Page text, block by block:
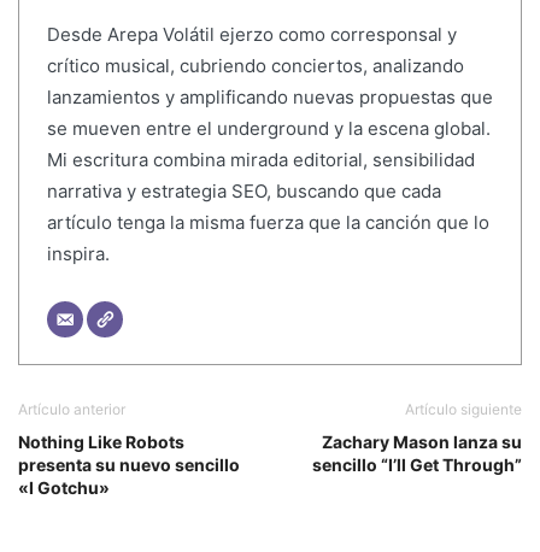
Desde Arepa Volátil ejerzo como corresponsal y
crítico musical, cubriendo conciertos, analizando
lanzamientos y amplificando nuevas propuestas que
se mueven entre el underground y la escena global.
Mi escritura combina mirada editorial, sensibilidad
narrativa y estrategia SEO, buscando que cada
artículo tenga la misma fuerza que la canción que lo
inspira.
Artículo anterior
Nothing Like Robots
presenta su nuevo sencillo
«I Gotchu»
Artículo siguiente
Zachary Mason lanza su
sencillo “I’ll Get Through”